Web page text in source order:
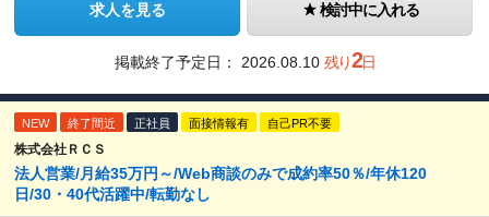
求人を見る 検討中に入れる
掲載終了予定日： 2026.08.10 残り2日
NEW 終了間近 正社員 面接情報有 自己PR不要
株式会社ＲＣＳ
法人営業/月給35万円～/Web商談のみで成約率50％/年休120
日/30・40代活躍中/転勤なし